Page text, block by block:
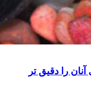
را دقیق تر